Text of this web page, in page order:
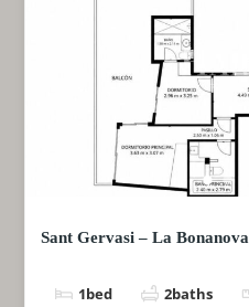
Sant Gervasi – La Bonanova
1bed 2baths